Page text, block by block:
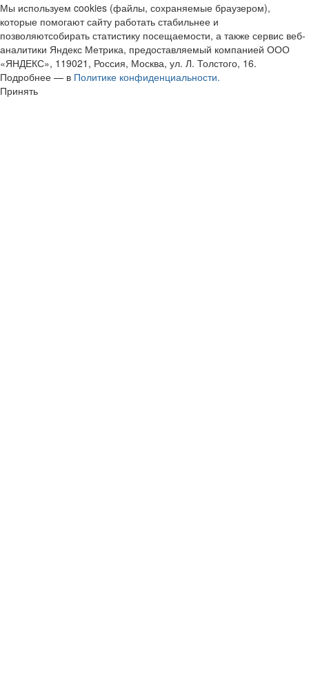
Мы используем cookies (файлы, сохраняемые браузером),
которые помогают сайту работать стабильнее и
позволяютсобирать статистику посещаемости, а также сервис веб-
аналитики Яндекс Метрика, предоставляемый компанией ООО
«ЯНДЕКС», 119021, Россия, Москва, ул. Л. Толстого, 16.
Подробнее — в Политике конфиденциальности.
Принять